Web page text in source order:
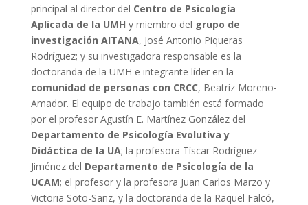
principal al director del Centro de Psicología
Aplicada de la UMH y miembro del grupo de
investigación AITANA, José Antonio Piqueras
Rodríguez; y su investigadora responsable es la
doctoranda de la UMH e integrante líder en la
comunidad de personas con CRCC, Beatriz Moreno-
Amador. El equipo de trabajo también está formado
por el profesor Agustín E. Martínez González del
Departamento de Psicología Evolutiva y
Didáctica de la UA; la profesora Tíscar Rodríguez-
Jiménez del Departamento de Psicología de la
UCAM; el profesor y la profesora Juan Carlos Marzo y
Victoria Soto-Sanz, y la doctoranda de la Raquel Falcó,